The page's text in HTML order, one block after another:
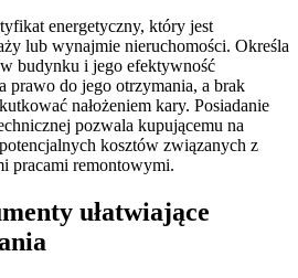
energetyczny, który jest
lub wynajmie nieruchomości. Określa
budynku i jego efektywność
prawo do jego otrzymania, a brak
nałożeniem kary. Posiadanie
pozwala kupującemu na
kosztów związanych z
pracami remontowymi.
ułatwiające